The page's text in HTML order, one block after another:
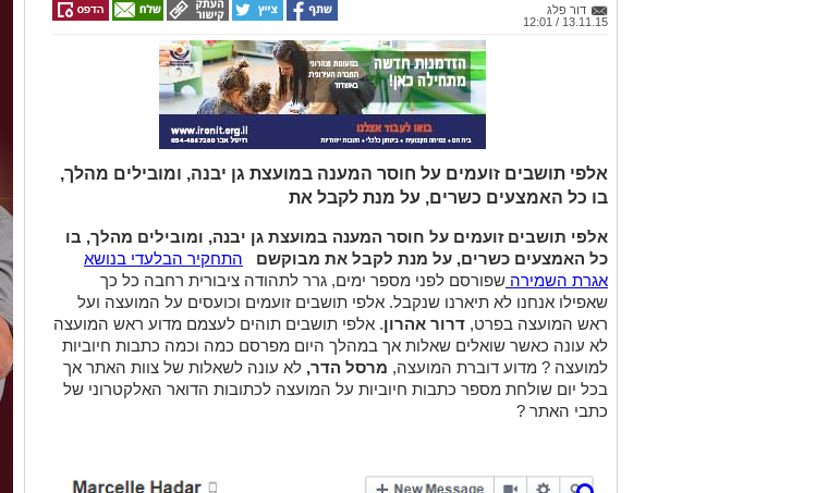
דור פלג
13.11.15 / 12:01
אלפי תושבים זועמים על חוסר המענה במועצת גן יבנה, ומובילים מהלך,
בו כל האמצעים כשרים, על מנת לקבל את
אלפי תושבים זועמים על חוסר המענה במועצת גן יבנה, ומובילים מהלך, בו
כל האמצעים כשרים, על מנת לקבל את מבוקשם
התחקיר הבלעדי בנושא
אגרת השמירה שפורסם לפני מספר ימים, גרר לתהודה ציבורית רחבה כל כך
שאפילו אנחנו לא תיארנו שנקבל. אלפי תושבים זועמים וכועסים על המועצה ועל
ראש המועצה בפרט, דרור אהרון. אלפי תושבים תוהים לעצמם מדוע ראש המועצה
לא עונה כאשר שואלים שאלות אך במהלך היום מפרסם כמה וכמה כתבות חיוביות
למועצה ? מדוע דוברת המועצה, מרסל הדר, לא עונה לשאלות של צוות האתר אך
בכל יום שולחת מספר כתבות חיוביות על המועצה לכתובות הדואר האלקטרוני של
כתבי האתר ?